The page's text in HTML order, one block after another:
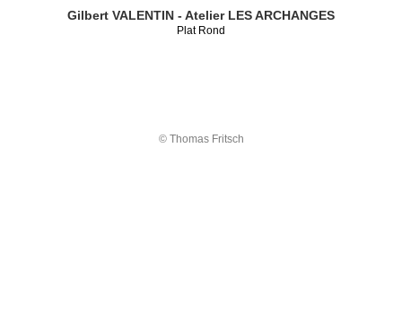
Gilbert VALENTIN - Atelier LES ARCHANGES
Plat Rond
© Thomas Fritsch